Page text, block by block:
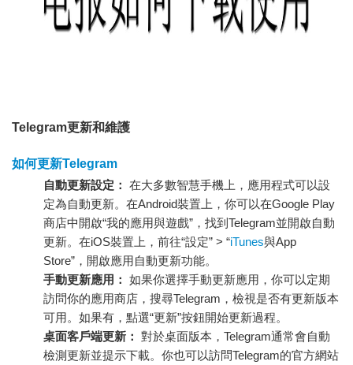
Telegram更新和維護
如何更新Telegram
自動更新設定： 在大多數智慧手機上，應用程式可以設
定為自動更新。在Android裝置上，你可以在Google Play
商店中開啟“我的應用與遊戲”，找到Telegram並開啟自動
更新。在iOS裝置上，前往“設定” > “iTunes與App
Store”，開啟應用自動更新功能。
手動更新應用： 如果你選擇手動更新應用，你可以定期
訪問你的應用商店，搜尋Telegram，檢視是否有更新版本
可用。如果有，點選“更新”按鈕開始更新過程。
桌面客戶端更新： 對於桌面版本，Telegram通常會自動
檢測更新並提示下載。你也可以訪問Telegram的官方網站